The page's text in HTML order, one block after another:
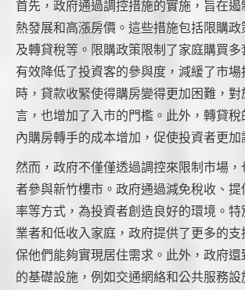
首先，政府通過調控措施的實施，旨在遏
熱發展和高漲房價。這些措施包括限購
及轉貸稅等。限購政策限制了家庭購買多
有效降低了投資客的參與度，減緩了市場
時，貸款收緊使得購房變得更加困難，
言，也增加了入市的門檻。此外，轉貸稅
內購房轉手的成本增加，促使投資者更加
然而，政府不僅僅透過調控來限制市場，
者參與新竹樓市。政府通過減免稅收、提
率等方式，為投資者創造良好的環境。特
業者和低收入家庭，政府提供了更多的
保他們能夠實現居住需求。此外，政府
的基礎設施，例如交通網絡和公共服務